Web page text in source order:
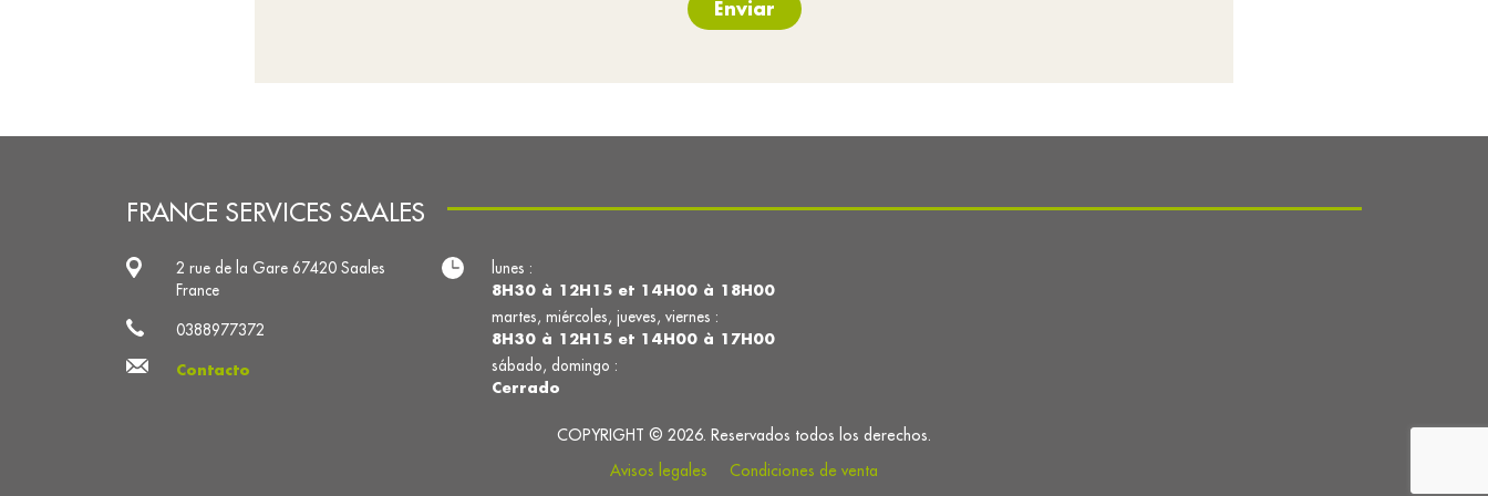
Enviar
FRANCE SERVICES SAALES
2 rue de la Gare 67420 Saales
France
0388977372
Contacto
lunes :
8H30 à 12H15 et 14H00 à 18H00
martes, miércoles, jueves, viernes :
8H30 à 12H15 et 14H00 à 17H00
sábado, domingo :
Cerrado
COPYRIGHT © 2026. Reservados todos los derechos.
Avisos legales
Condiciones de venta